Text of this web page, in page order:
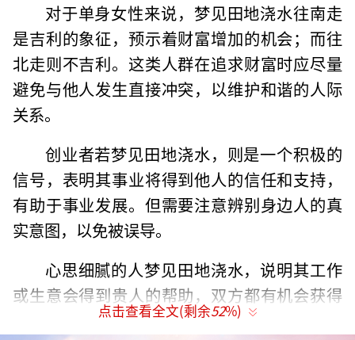
对于单身女性来说，梦见田地浇水往南走
是吉利的象征，预示着财富增加的机会；而往
北走则不吉利。这类人群在追求财富时应尽量
避免与他人发生直接冲突，以维护和谐的人际
关系。
创业者若梦见田地浇水，则是一个积极的
信号，表明其事业将得到他人的信任和支持，
有助于事业发展。但需要注意辨别身边人的真
实意图，以免被误导。
心思细腻的人梦见田地浇水，说明其工作
或生意会得到贵人的帮助，双方都有机会获得
更好的财务状况。点击查看全文(剩余52%)